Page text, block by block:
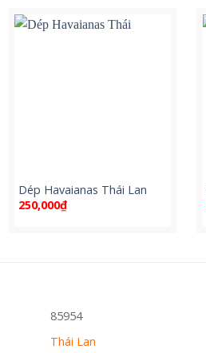
Dép Havaianas Thái Lan
250,000₫
85954
Thái Lan